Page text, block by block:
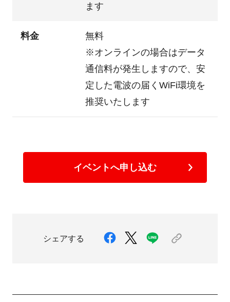
ます
料金
無料
※オンラインの場合はデータ
通信料が発生しますので、安
定した電波の届くWiFi環境を
推奨いたします
イベントへ申し込む
シェアする